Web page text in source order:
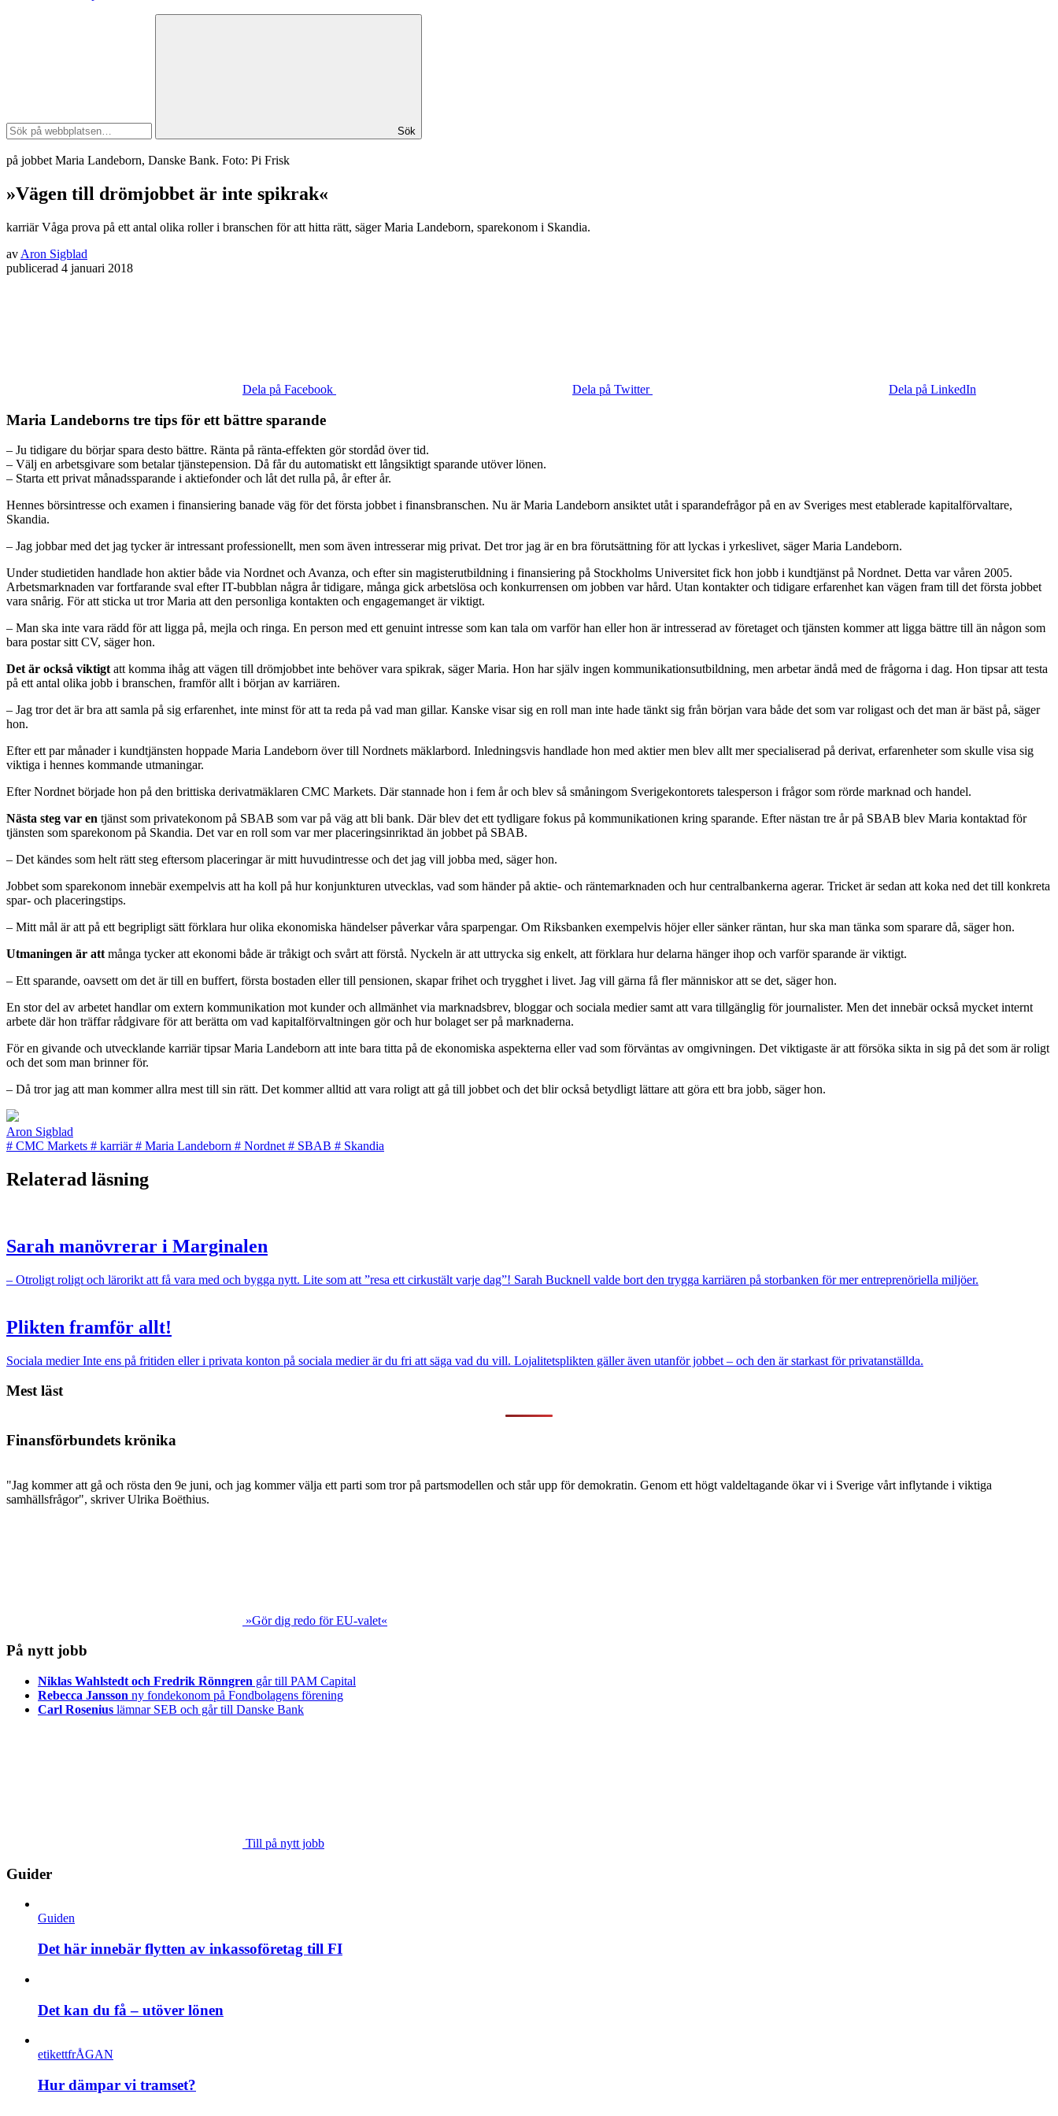
Sök
på jobbet Maria Landeborn, Danske Bank. Foto: Pi Frisk
»Vägen till drömjobbet är inte spikrak«
karriärVåga prova på ett antal olika roller i branschen för att hitta rätt, säger Maria Landeborn, sparekonom i Skandia.
av Aron Sigblad
publicerad 4 januari 2018
Dela på Facebook Dela på Twitter Dela på LinkedIn
Maria Landeborns tre tips för ett bättre sparande
– Ju tidigare du börjar spara desto bättre. Ränta på ränta-effekten gör stordåd över tid.
– Välj en arbetsgivare som betalar tjänstepension. Då får du automatiskt ett långsiktigt sparande utöver lönen.
– Starta ett privat månadssparande i aktiefonder och låt det rulla på, år efter år.
Hennes börsintresse och examen i finansiering banade väg för det första jobbet i finansbranschen. Nu är Maria Landeborn ansiktet utåt i sparandefrågor på en av Sveriges mest etablerade kapitalförvaltare,
Skandia.
– Jag jobbar med det jag tycker är intressant professionellt, men som även intresserar mig privat. Det tror jag är en bra förutsättning för att lyckas i yrkeslivet, säger Maria Landeborn.
Under studietiden handlade hon aktier både via Nordnet och Avanza, och efter sin magisterutbildning i finansiering på Stockholms Universitet fick hon jobb i kundtjänst på Nordnet. Detta var våren 2005.
Arbetsmarknaden var fortfarande sval efter IT-bubblan några år tidigare, många gick arbetslösa och konkurrensen om jobben var hård. Utan kontakter och tidigare erfarenhet kan vägen fram till det första jobbet
vara snårig. För att sticka ut tror Maria att den personliga kontakten och engagemanget är viktigt.
– Man ska inte vara rädd för att ligga på, mejla och ringa. En person med ett genuint intresse som kan tala om varför han eller hon är intresserad av företaget och tjänsten kommer att ligga bättre till än någon som
bara postar sitt CV, säger hon.
Det är också viktigt att komma ihåg att vägen till drömjobbet inte behöver vara spikrak, säger Maria. Hon har själv ingen kommunikationsutbildning, men arbetar ändå med de frågorna i dag. Hon tipsar att testa
på ett antal olika jobb i branschen, framför allt i början av karriären.
– Jag tror det är bra att samla på sig erfarenhet, inte minst för att ta reda på vad man gillar. Kanske visar sig en roll man inte hade tänkt sig från början vara både det som var roligast och det man är bäst på, säger
hon.
Efter ett par månader i kundtjänsten hoppade Maria Landeborn över till Nordnets mäklarbord. Inledningsvis handlade hon med aktier men blev allt mer specialiserad på derivat, erfarenheter som skulle visa sig
viktiga i hennes kommande utmaningar.
Efter Nordnet började hon på den brittiska derivatmäklaren CMC Markets. Där stannade hon i fem år och blev så småningom Sverigekontorets talesperson i frågor som rörde marknad och handel.
Nästa steg var en tjänst som privatekonom på SBAB som var på väg att bli bank. Där blev det ett tydligare fokus på kommunikationen kring sparande. Efter nästan tre år på SBAB blev Maria kontaktad för
tjänsten som sparekonom på Skandia. Det var en roll som var mer placeringsinriktad än jobbet på SBAB.
– Det kändes som helt rätt steg eftersom placeringar är mitt huvudintresse och det jag vill jobba med, säger hon.
Jobbet som sparekonom innebär exempelvis att ha koll på hur konjunkturen utvecklas, vad som händer på aktie- och räntemarknaden och hur centralbankerna agerar. Tricket är sedan att koka ned det till konkreta
spar- och placeringstips.
– Mitt mål är att på ett begripligt sätt förklara hur olika ekonomiska händelser påverkar våra sparpengar. Om Riksbanken exempelvis höjer eller sänker räntan, hur ska man tänka som sparare då, säger hon.
Utmaningen är att många tycker att ekonomi både är tråkigt och svårt att förstå. Nyckeln är att uttrycka sig enkelt, att förklara hur delarna hänger ihop och varför sparande är viktigt.
– Ett sparande, oavsett om det är till en buffert, första bostaden eller till pensionen, skapar frihet och trygghet i livet. Jag vill gärna få fler människor att se det, säger hon.
En stor del av arbetet handlar om extern kommunikation mot kunder och allmänhet via marknadsbrev, bloggar och sociala medier samt att vara tillgänglig för journalister. Men det innebär också mycket internt
arbete där hon träffar rådgivare för att berätta om vad kapitalförvaltningen gör och hur bolaget ser på marknaderna.
För en givande och utvecklande karriär tipsar Maria Landeborn att inte bara titta på de ekonomiska aspekterna eller vad som förväntas av omgivningen. Det viktigaste är att försöka sikta in sig på det som är roligt
och det som man brinner för.
– Då tror jag att man kommer allra mest till sin rätt. Det kommer alltid att vara roligt att gå till jobbet och det blir också betydligt lättare att göra ett bra jobb, säger hon.
Aron Sigblad
# CMC Markets # karriär # Maria Landeborn # Nordnet # SBAB # Skandia
Relaterad läsning
Sarah manövrerar i Marginalen
– Otroligt roligt och lärorikt att få vara med och bygga nytt. Lite som att ”resa ett cirkustält varje dag”! Sarah Bucknell valde bort den trygga karriären på storbanken för mer entreprenöriella miljöer.
Plikten framför allt!
Sociala medierInte ens på fritiden eller i privata konton på sociala medier är du fri att säga vad du vill. Lojalitetsplikten gäller även utanför jobbet – och den är starkast för privatanställda.
Mest läst
Finansförbundets krönika
"Jag kommer att gå och rösta den 9e juni, och jag kommer välja ett parti som tror på partsmodellen och står upp för demokratin. Genom ett högt valdeltagande ökar vi i Sverige vårt inflytande i viktiga
samhällsfrågor", skriver Ulrika Boëthius.
»Gör dig redo för EU-valet«
På nytt jobb
Niklas Wahlstedt och Fredrik Rönngren går till PAM Capital
Rebecca Jansson ny fondekonom på Fondbolagens förening
Carl Rosenius lämnar SEB och går till Danske Bank
Till på nytt jobb
Guider
Guiden
Det här innebär flytten av inkassoföretag till FI
Det kan du få – utöver lönen
etikettfrÅGAN
Hur dämpar vi tramset?